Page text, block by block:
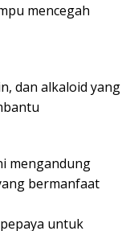
mencegah
dan alkaloid yang
mengandung
bermanfaat
untuk